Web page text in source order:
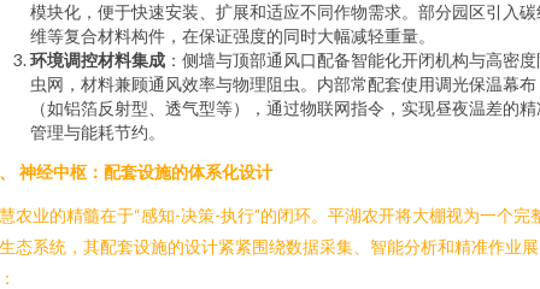
模块化，便于快速安装、扩展和适应不同作物需求。部分园区引入碳
维等复合材料构件，在保证强度的同时大幅减轻重量。
环境调控材料集成 ：侧墙与顶部通风口配备智能化开闭机构与高密
虫网，材料兼顾通风效率与物理阻虫。内部常配套使用调光保温幕布
（如铝箔反射型、透气型等），通过物联网指令，实现昼夜温差的
管理与能耗节约。
神经中枢：配套设施的体系化设计
农业的精髓在于“感知-决策-执行”的闭环。平湖农开将大棚视为一个完
态系统，其配套设施的设计紧紧围绕数据采集、智能分析和精准作业展